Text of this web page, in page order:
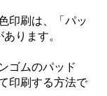
印刷は、「パッ
ります。
ゴムのパッド
印刷する方法で